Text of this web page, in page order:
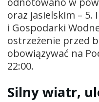
oraz jasielskim –
i Gospodarki
ostrzeżenie przed
obowiązywać na
22:00.
Silny wiatr,